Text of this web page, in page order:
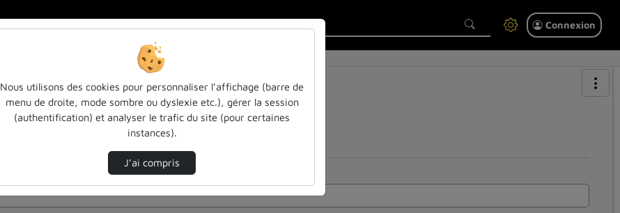
Connexion
Nous utilisons des cookies pour personnaliser l’affichage (barre de
menu de droite, mode sombre ou dyslexie etc.), gérer la session
(authentification) et analyser le trafic du site (pour certaines
instances).
J’ai compris